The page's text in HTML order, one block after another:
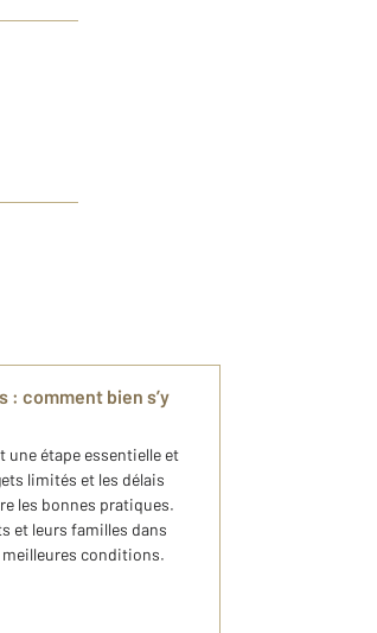
: comment bien s’y
une étape essentielle et
limités et les délais
les bonnes pratiques.
et leurs familles dans
conditions.